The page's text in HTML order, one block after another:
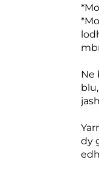
Ne
dy